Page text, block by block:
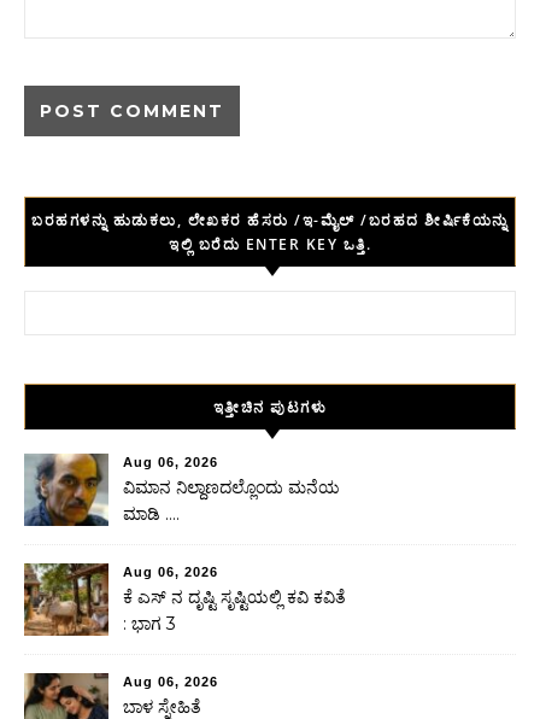
ಬರಹಗಳನ್ನು ಹುಡುಕಲು, ಲೇಖಕರ ಹೆಸರು /ಇ-ಮೈಲ್ /ಬರಹದ ಶೀರ್ಷಿಕೆಯನ್ನು
ಇಲ್ಲಿ ಬರೆದು ENTER KEY ಒತ್ತಿ.
ಇತ್ತೀಚಿನ ಪುಟಗಳು
Aug 06, 2026
ವಿಮಾನ ನಿಲ್ದಾಣದಲ್ಲೊಂದು ಮನೆಯ
ಮಾಡಿ ….
Aug 06, 2026
ಕೆ ಎಸ್ ನ ದೃಷ್ಟಿ ಸೃಷ್ಟಿಯಲ್ಲಿ ಕವಿ ಕವಿತೆ
: ಭಾಗ 3
Aug 06, 2026
ಬಾಳ ಸ್ನೇಹಿತೆ